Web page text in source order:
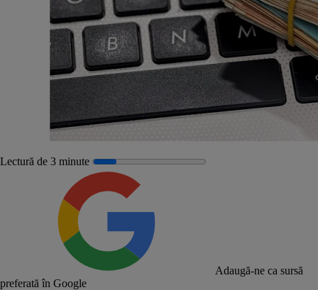
Lectură de 3 minute
Adaugă-ne ca sursă
preferată în Google